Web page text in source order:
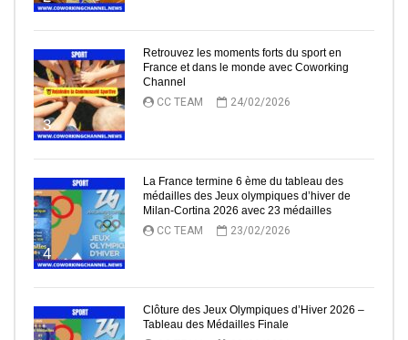
3
Retrouvez les moments forts du sport en
France et dans le monde avec Coworking
Channel
CC TEAM
24/02/2026
4
La France termine 6 ème du tableau des
médailles des Jeux olympiques d’hiver de
Milan-Cortina 2026 avec 23 médailles
CC TEAM
23/02/2026
Clôture des Jeux Olympiques d’Hiver 2026 –
Tableau des Médailles Finale